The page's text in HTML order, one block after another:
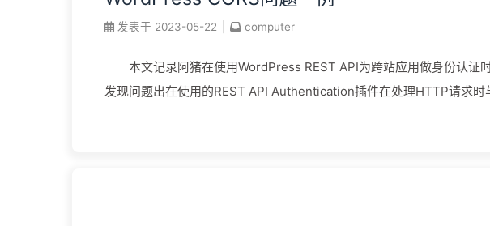
发表于 2023-05-22 computer
本文记录阿猪在使用WordPress REST API为跨站应用做身份认证
发现问题出在使用的REST API Authentication插件在处理HTTP请求时